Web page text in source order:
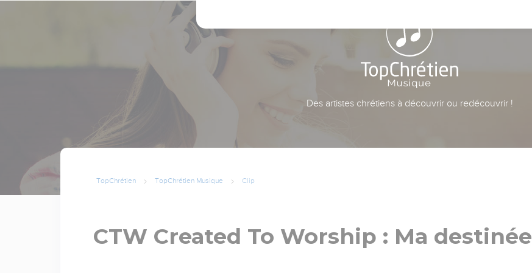
Des artistes chrétiens à découvrir ou redécouvrir !
TopChrétien TopChrétien Musique Clip
CTW Created To Worship : Ma destinée